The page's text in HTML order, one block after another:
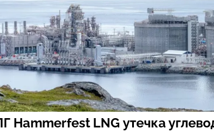
Hammerfest LNG утечка